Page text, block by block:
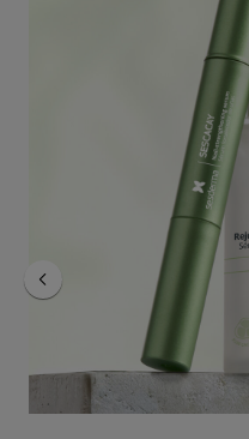
In den Warenkorb
SESCACAY Stärkendes Nagelserum
€ 22,95